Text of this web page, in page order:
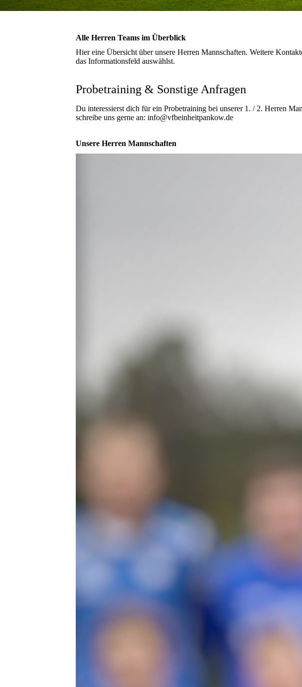
Alle Herren Teams im Überblick
Hier eine Übersicht über unsere Herren Mannschaften. Weitere
das Informationsfeld auswählst.
Probetraining & Sonstige Anfragen
Du interessierst dich für ein Probetraining bei unserer 1. / 2. Herren
schreibe uns gerne an: info@vfbeinheitpankow.de
Unsere Herren Mannschaften